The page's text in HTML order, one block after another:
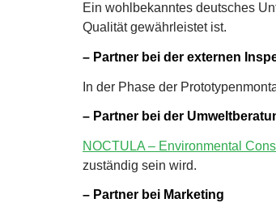
Ein wohlbekanntes deutsches
Qualität gewährleistet ist.
– Partner bei der externen
In der Phase der
– Partner bei der
NOCTULA – Environmental
zuständig sein wird.
– Partner bei Marketing